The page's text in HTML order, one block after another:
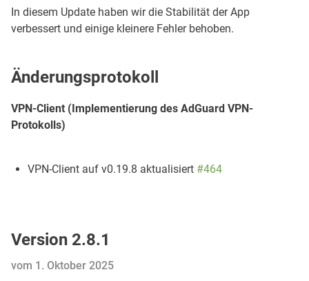
In diesem Update haben wir die Stabilität der App
verbessert und einige kleinere Fehler behoben.
Änderungsprotokoll
VPN-Client (Implementierung des AdGuard VPN-
Protokolls)
VPN-Client auf v0.19.8 aktualisiert #464
Version 2.8.1
vom 1. Oktober 2025